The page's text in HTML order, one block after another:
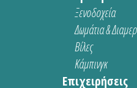
Ξενοδοχεία
Δωμάτια &
Βίλες
Κάμπινγκ
Επιχειρήσεις